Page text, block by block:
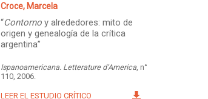
Croce, Marcela
“Contorno y alrededores: mito de
origen y genealogía de la crítica
argentina”
Ispanoamericana. Letterature d’America , n°
110, 2006.
LEER EL ESTUDIO CRÍTICO